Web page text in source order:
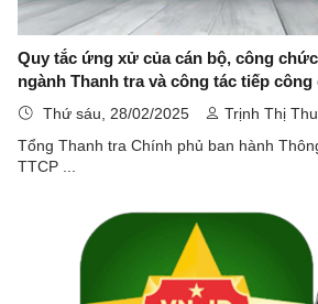
Quy tắc ứng xử của cán bộ, công
ngành Thanh tra và công tác tiếp công
Thứ sáu, 28/02/2025
Trịnh Thị
Tổng Thanh tra Chính phủ ban hành
TTCP ...